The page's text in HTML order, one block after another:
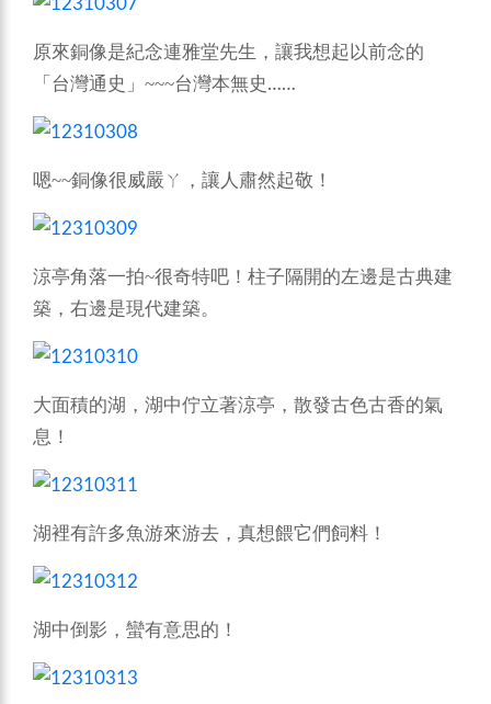
原來銅像是紀念連雅堂先生，讓我想起以前念的
「台灣通史」 ~~~台灣本無史……
嗯~~銅像很威嚴ㄚ，讓人肅然起敬！
涼亭角落一拍~很奇特吧！柱子隔開的左邊是古典建
築，右邊是現代建築。
大面積的湖，湖中佇立著涼亭，散發古色古香的氣
息！
湖裡有許多魚游來游去，真想餵它們飼料！
湖中倒影，蠻有意思的！